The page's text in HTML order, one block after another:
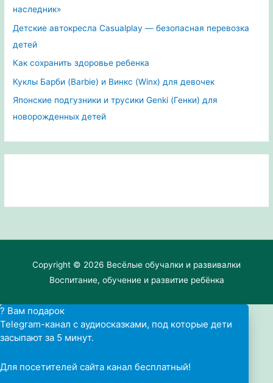
наследник»
Детские автокресла Casualplay — безопасная перевозка
детей
Как сохранить здоровье ребенка
Куклы Барби (Barbie) и Винкс (Winx) для девочек
Японские подгузники и трусики Genki (Генки) для
новорожденных детей
Copyright © 2026 Весёлые обучалки и развивалки
Воспитание, обучение и развитие ребёнка
? Вам подарок
Telegram-канал с аудиосказками, под которые дети
засыпают за 5 минут.
Для посетителей сайта канал бесплатный!